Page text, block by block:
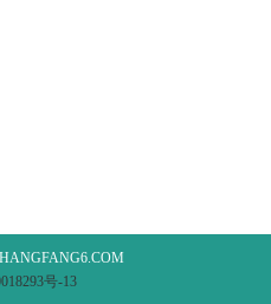
号-13